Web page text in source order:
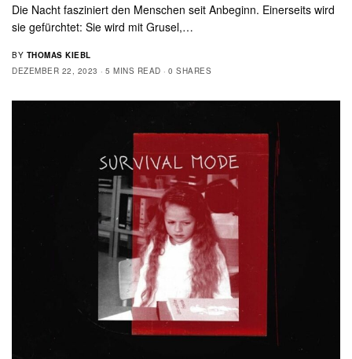
Die Nacht fasziniert den Menschen seit Anbeginn. Einerseits wird
sie gefürchtet: Sie wird mit Grusel,…
BY THOMAS KIEBL
DEZEMBER 22, 2023
5 MINS READ 0 SHARES